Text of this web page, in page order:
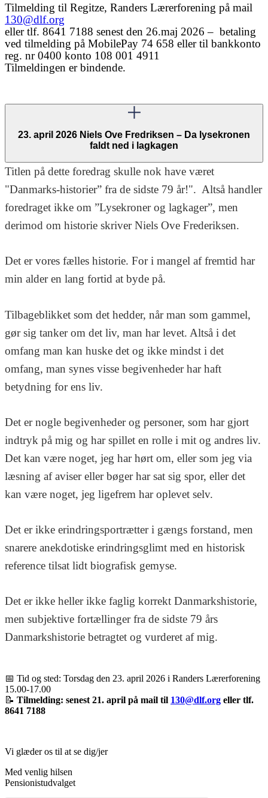
Tilmelding til Regitze, Randers Lærerforening på mail
130@dlf.org
eller tlf. 8641 7188 senest den 26.maj 2026 – betaling
ved tilmelding på MobilePay 74 658 eller til bankkonto
reg. nr 0400 konto 108 001 4911
Tilmeldingen er bindende.
23. april 2026 Niels Ove Fredriksen – Da lysekronen
faldt ned i lagkagen
Titlen på dette foredrag skulle nok have været
"Danmarks-historier” fra de sidste 79 år!". Altså handler
foredraget ikke om ”Lysekroner og lagkager”, men
derimod om historie skriver Niels Ove Frederiksen.
Det er vores fælles historie. For i mangel af fremtid har
min alder en lang fortid at byde på.
Tilbageblikket som det hedder, når man som gammel,
gør sig tanker om det liv, man har levet. Altså i det
omfang man kan huske det og ikke mindst i det
omfang, man synes visse begivenheder har haft
betydning for ens liv.
Det er nogle begivenheder og personer, som har gjort
indtryk på mig og har spillet en rolle i mit og andres liv.
Det kan være noget, jeg har hørt om, eller som jeg via
læsning af aviser eller bøger har sat sig spor, eller det
kan være noget, jeg ligefrem har oplevet selv.
Det er ikke erindringsportrætter i gængs forstand, men
snarere anekdotiske erindringsglimt med en historisk
reference tilsat lidt biografisk gemyse.
Det er ikke heller ikke faglig korrekt Danmarkshistorie,
men subjektive fortællinger fra de sidste 79 års
Danmarkshistorie betragtet og vurderet af mig.
📅 Tid og sted: Torsdag den 23. april 2026 i Randers Lærerforening
15.00-17.00
📝 Tilmelding: senest 21. april på mail til 130@dlf.org eller tlf.
8641 7188
Vi glæder os til at se dig/jer
Med venlig hilsen
Pensionistudvalget